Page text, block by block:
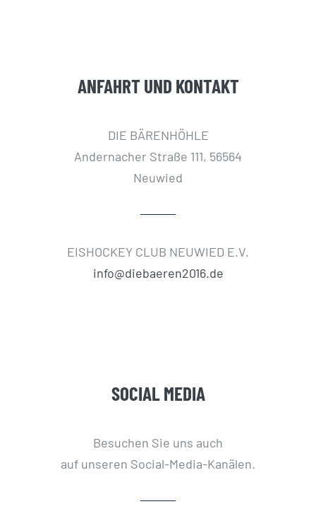
ANFAHRT UND KONTAKT
DIE BÄRENHÖHLE
Andernacher Straße 111, 56564
Neuwied
EISHOCKEY CLUB NEUWIED E.V.
info@diebaeren2016.de
SOCIAL MEDIA
Besuchen Sie uns auch
auf unseren Social-Media-Kanälen.